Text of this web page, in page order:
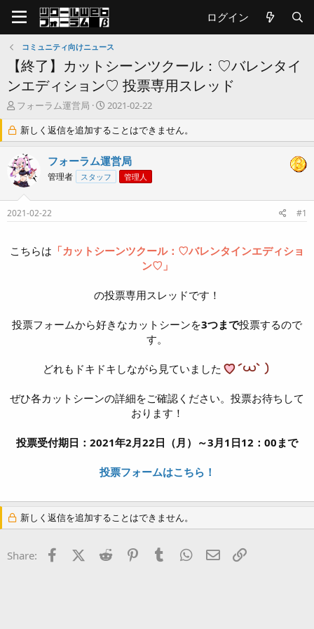
ログイン
コミュニティ向けニュース
【終了】カットシーンツクール：♡バレンタイ
ンエディション♡ 投票専用スレッド
T
r
e
a
d
s
r
r
フォーラム運営局
開
日
2021-02-22
新しく返信を追加することはできません。
フォーラム運営局
管理者 スタッフ 管理人
2021-02-22 #1
こちらは 「カットシーンツクール：♡バレンタインエディショ
ン♡」
の投票専用スレッドです！
投票フォームから好きなカットシーンを3つまで投票するので
す。
どれもドキドキしながら見ていました
ぜひ各カットシーンの詳細をご確認ください。投票お待ちして
おります！
投票受付期日：2021年2月22日（月）～3月1日12：00まで
投票フォームはこちら！
新しく返信を追加することはできません。
Share: FacebookX (Twitter)
Reddit PinterestTumblr WhatsApp
Eメール